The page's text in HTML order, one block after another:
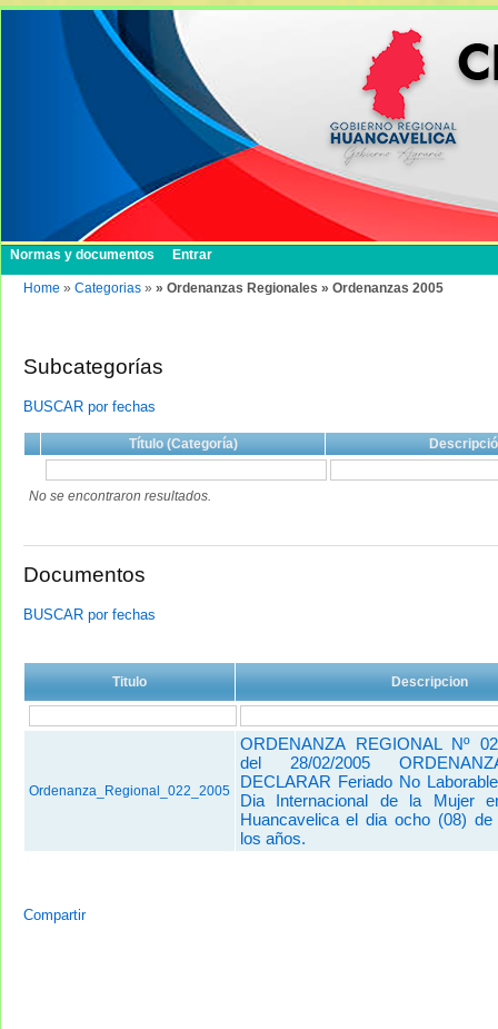
Normas y documentos Entrar
Home » Categorias » » Ordenanzas Regionales » Ordenanzas 2005
Subcategorías
BUSCAR por fechas
Título (Categoría)
No se encontraron resultados.
Documentos
BUSCAR por fechas
Titulo Descripcion
Ordenanza_Regional_022_2005
ORDENANZA REGIONAL Nº
del 28/02/2005
DECLARAR Feriado No
Dia Internacional de la Mujer
Huancavelica el dia ocho (08)
los años.
Compartir